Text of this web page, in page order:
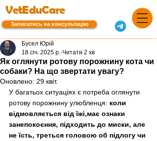
VetEduCare
Записатись на консультацію
Як оглянути ротову порожнину кота чи
собаки? На що звертати увагу?
Бусел Юрій
18 січ. 2025 р. Читати 2 хв
Оновлено: 29 квіт.
У багатьох ситуаціях є потреба оглянути
ротову порожнину улюбленця: коли
відмовляється від їжі,має ознаки
занепокоєння, підходить до миски, але
не їсть, треться головою об підлогу чи